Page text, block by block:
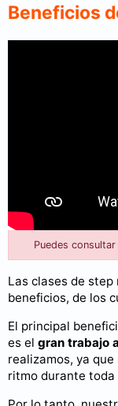
Beneficios
Puedes
Las clases de
beneficios, de los
El principal
es el gran trabajo
realizamos, ya
ritmo durante toda